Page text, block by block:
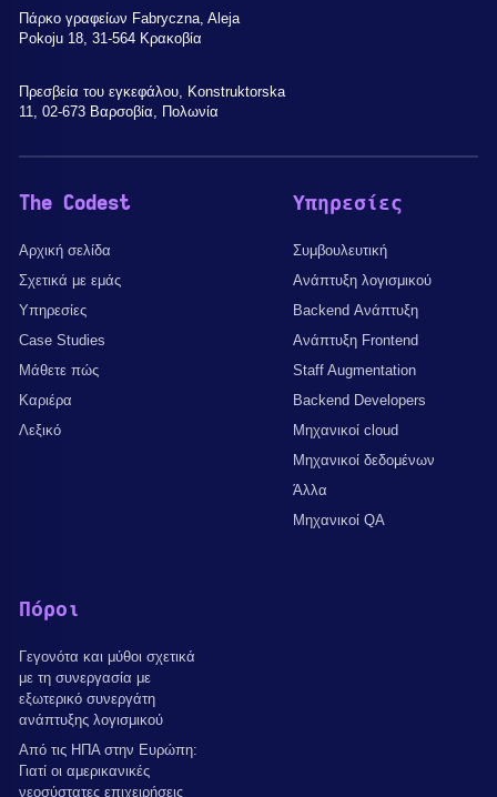
Πάρκο γραφείων Fabryczna, Aleja
Pokoju 18, 31-564 Κρακοβία
Πρεσβεία του εγκεφάλου, Konstruktorska
11, 02-673 Βαρσοβία, Πολωνία
The Codest
Αρχική σελίδα
Σχετικά με εμάς
Υπηρεσίες
Case Studies
Μάθετε πώς
Καριέρα
Λεξικό
Υπηρεσίες
Συμβουλευτική
Ανάπτυξη λογισμικού
Backend Ανάπτυξη
Ανάπτυξη Frontend
Staff Augmentation
Backend Developers
Μηχανικοί cloud
Μηχανικοί δεδομένων
Άλλα
Μηχανικοί QA
Πόροι
Γεγονότα και μύθοι σχετικά
με τη συνεργασία με
εξωτερικό συνεργάτη
ανάπτυξης λογισμικού
Από τις ΗΠΑ στην Ευρώπη:
Γιατί οι αμερικανικές
νεοσύστατες επιχειρήσεις